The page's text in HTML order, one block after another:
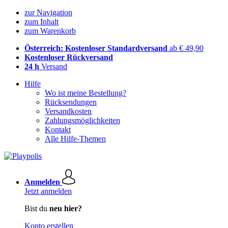
zur Navigation
zum Inhalt
zum Warenkorb
Österreich: Kostenloser Standardversand ab € 49,90
Kostenloser Rückversand
24 h Versand
Hilfe
Wo ist meine Bestellung?
Rücksendungen
Versandkosten
Zahlungsmöglichkeiten
Kontakt
Alle Hilfe-Themen
Anmelden
Jetzt anmelden
Bist du neu hier?
Konto erstellen